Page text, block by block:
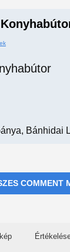
Bánhidai
COMMENT